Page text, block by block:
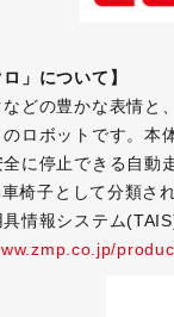
」について】
どの豊かな表情と
ロボットです。本
に停止できる自
椅子として分類さ
情報システム